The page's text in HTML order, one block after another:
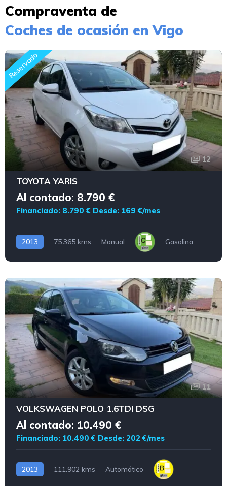
Compraventa de
Coches de ocasión en Vigo
Reservado
12
TOYOTA YARIS
Al contado: 8.790 €
Financiado: 8.790 € Desde: 169 €/mes
2013 75.365 kms Manual Gasolina
11
VOLKSWAGEN POLO 1.6TDI DSG
Al contado: 10.490 €
Financiado: 10.490 € Desde: 202 €/mes
2013 111.902 kms Automático